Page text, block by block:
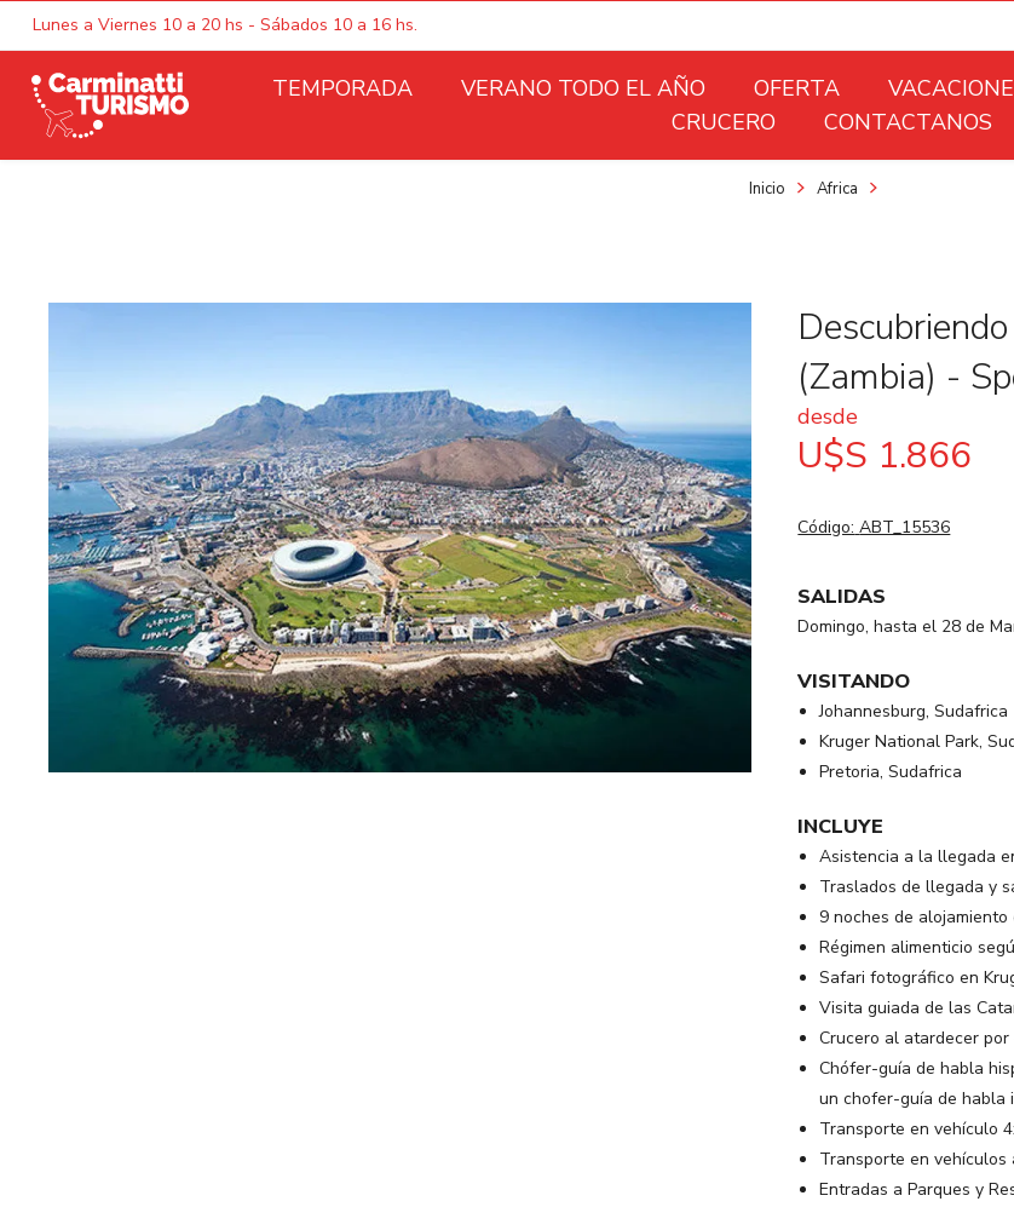
Lunes a Viernes 10 a 20 hs - Sábados 10 a 16 hs.
TEMPORADA VERANO TODO EL AÑO OFERTA
CRUCERO
CONTACTANOS
Inicio Africa
(Zambia) -
desde
U$S 1.866
Código: ABT_15536
SALIDAS
Domingo, hasta el 28 de
VISITANDO
Johannesburg, Sudafrica
Kruger National Park,
Pretoria, Sudafrica
INCLUYE
Asistencia a la llegada
Traslados de llegada y
9 noches de
Régimen alimenticio
Safari fotográfico en
Visita guiada de las
Crucero al atardecer
Chófer-guía de habla
un chofer-guía de habla
Transporte en vehículo
Transporte en vehículos
Entradas a Parques y